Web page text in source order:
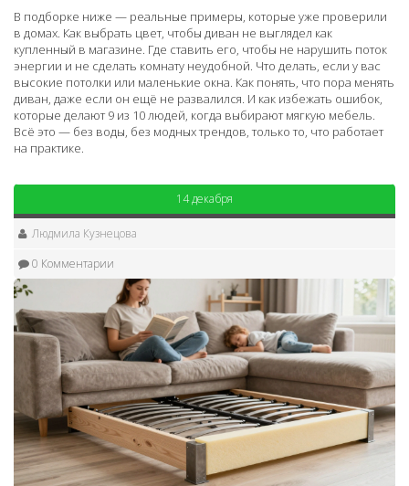
В подборке ниже — реальные примеры, которые уже проверили
в домах. Как выбрать цвет, чтобы диван не выглядел как
купленный в магазине. Где ставить его, чтобы не нарушить поток
энергии и не сделать комнату неудобной. Что делать, если у вас
высокие потолки или маленькие окна. Как понять, что пора менять
диван, даже если он ещё не развалился. И как избежать ошибок,
которые делают 9 из 10 людей, когда выбирают мягкую мебель.
Всё это — без воды, без модных трендов, только то, что работает
на практике.
14 декабря
Людмила Кузнецова
0 Комментарии